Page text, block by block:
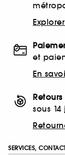
et
En
Retours
sous 14
SERVICES,